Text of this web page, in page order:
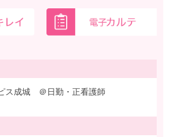
ス成城 ＠日勤・正看護師